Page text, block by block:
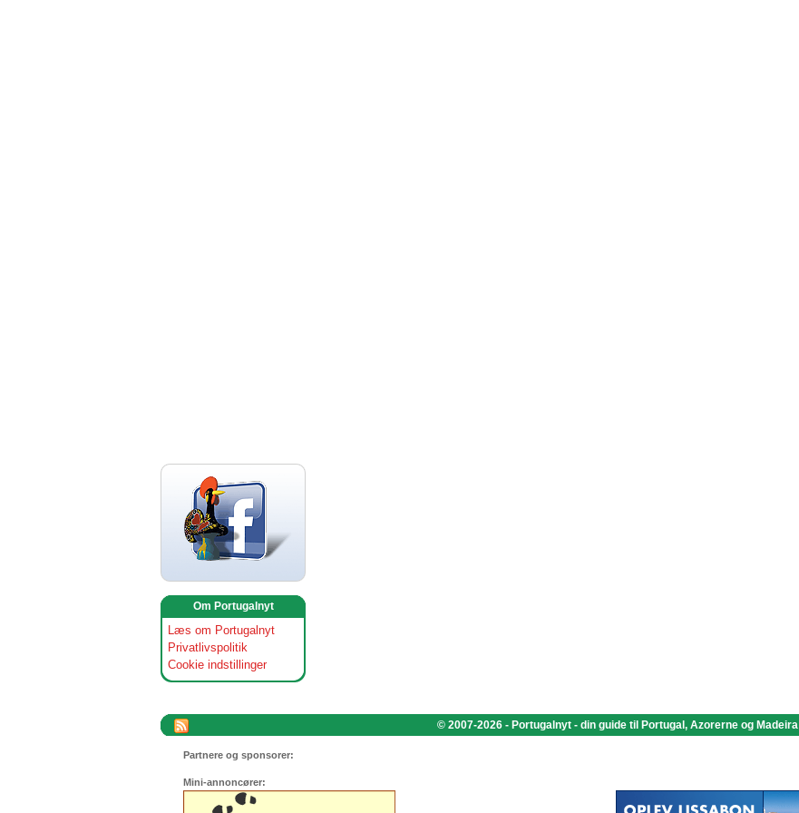
Om Portugalnyt
Læs om Portugalnyt
Privatlivspolitik
Cookie indstillinger
© 2007-2026 - Portugalnyt - din guide til Portugal, Azorerne og Madeira
Partnere og sponsorer:
Mini-annoncører: